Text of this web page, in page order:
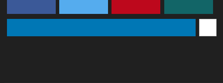
kann hier fast jede
Crew g...
schlechten Bootsführer
wo man die ...